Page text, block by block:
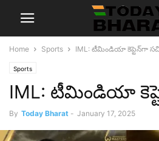
Home Sports IML: టీమిండియా కెప్టెన్‌గా
Sports
IML: టీమిండియా
By Today Bharat - January 17, 2025